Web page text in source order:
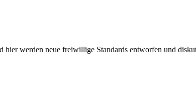
hier werden neue freiwillige Standards entworfen und